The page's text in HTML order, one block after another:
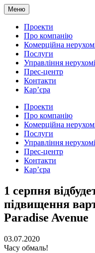
Меню
Проекти
Про компанію
Комерційна
Послуги
Управління
Прес-центр
Контакти
Кар’єра
Проекти
Про компанію
Комерційна
Послуги
Управління
Прес-центр
Контакти
Кар’єра
1 серпня
підвищення
Paradise Avenue
03.07.2020
Часу обмаль!